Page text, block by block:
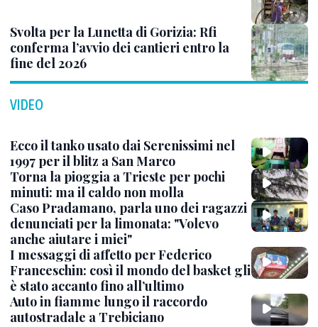
Svolta per la Lunetta di Gorizia: Rfi
conferma l’avvio dei cantieri entro la
fine del 2026
VIDEO
Ecco il tanko usato dai Serenissimi nel
1997 per il blitz a San Marco
Torna la pioggia a Trieste per pochi
minuti: ma il caldo non molla
Caso Pradamano, parla uno dei ragazzi
denunciati per la limonata: "Volevo
anche aiutare i miei"
I messaggi di affetto per Federico
Franceschin: così il mondo del basket gli
è stato accanto fino all’ultimo
Auto in fiamme lungo il raccordo
autostradale a Trebiciano